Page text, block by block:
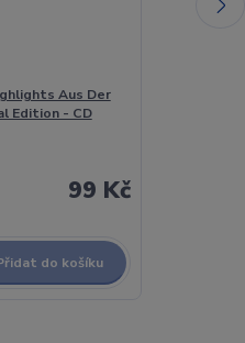
Aus Der
Edition - CD
99 Kč
do košíku